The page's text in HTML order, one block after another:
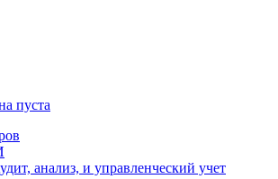
пуста
анализ, и управленческий учет